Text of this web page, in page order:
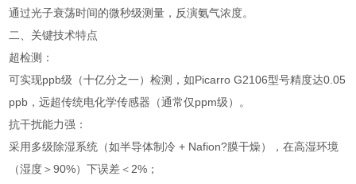
通过光子衰荡时间的微秒级测量，反演氨气浓度。
二、关键技术特点
超检测：
可实现ppb级（十亿分之一）检测，如Picarro G2106型号精度达0.05
ppb，远超传统电化学传感器（通常仅ppm级）。
抗干扰能力强：
采用多级除湿系统（如半导体制冷 + Nafion?膜干燥），在高湿环境
（湿度＞90%）下误差＜2%；